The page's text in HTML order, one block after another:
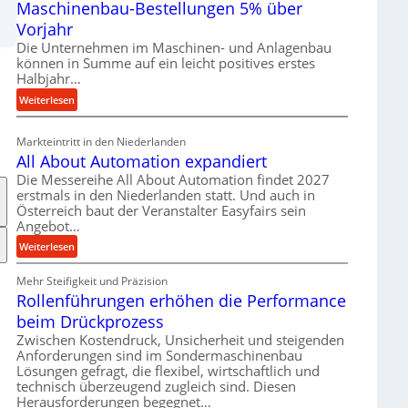
t
l
v
r
s
o
r
g
u
n
g
e
n
t
p
a
n
n
Maschinenbau-Bestellungen 5% über
Vorjahr
Die Unternehmen im Maschinen- und Anlagenbau
können in Summe auf ein leicht positives erstes
Halbjahr…
Weiterlesen:
M
c
h
i
n
e
n
a
u
-
B
e
s
t
Markteintritt in den Niederlanden
All About Automation expandiert
Die Messereihe All About Automation findet 2027
erstmals in den Niederlanden statt. Und auch in
Österreich baut der Veranstalter Easyfairs sein
Angebot…
Weiterlesen:
A
l
l
b
o
u
t
A
Mehr Steifigkeit und Präzision
Rollenführungen erhöhen die Performance
beim Drückprozess
Zwischen Kostendruck, Unsicherheit und steigenden
Anforderungen sind im Sondermaschinenbau
Lösungen gefragt, die flexibel, wirtschaftlich und
technisch überzeugend zugleich sind. Diesen
Herausforderungen begegnet…